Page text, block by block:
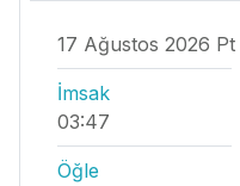
17 Ağustos 2026 Pt
İmsak
03:47
Öğle